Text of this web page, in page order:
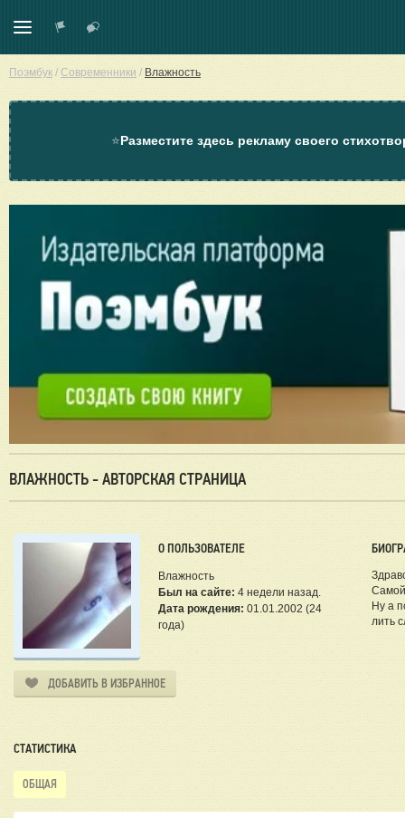
Поэмбук / Современники / Влажность
⭐Разместите здесь рекламу своего
ВЛАЖНОСТЬ - АВТОРСКАЯ СТРАНИЦА
О ПОЛЬЗОВАТЕЛЕ
Влажность
Был на сайте: 4 недели назад.
Дата рождения: 01.01.2002 (24
года)
ДОБАВИТЬ В ИЗБРАННОЕ
Самой
Ну а
лить
СТАТИСТИКА
ОБЩАЯ